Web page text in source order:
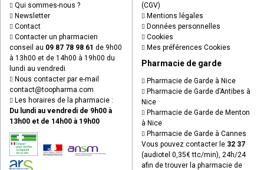
Qui sommes-nous ?
Newsletter
Contact
Contacter un pharmacien
conseil au 09 87 78 98 61 de 9h00
à 13h00 et de 14h00 à 19h00 du
lundi au vendredi
Nous contacter par e-mail
contact@toopharma.com
Les horaires de la pharmacie :
Du lundi au vendredi de 9h00 à
13h00 et de 14h00 à 19h00
(CGV)
Mentions légales
Données personnelles
Cookies
Mes préférences Cookies
Pharmacie de garde
Pharmacie de Garde à Nice
Pharmacie de Garde d’Antibes à
Nice
Pharmacie de Garde de Menton
à Nice
Pharmacie de Garde à Cannes
Vous pouvez contacter le 32 37
(audiotel 0,35€ ttc/min), 24h/24
afin de trouver la pharmacie de